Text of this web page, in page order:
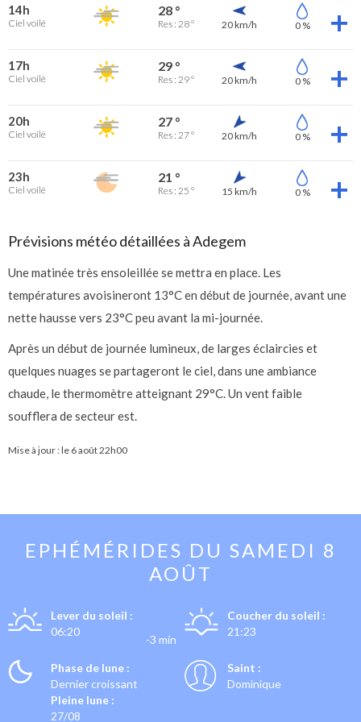
14h
Ciel voilé
28 °
Res : 28 ° 20 km/h 0 %
17h
Ciel voilé
29 °
Res : 29 ° 20 km/h 0 %
20h
Ciel voilé
27 °
Res : 27 ° 20 km/h 0 %
23h
Ciel voilé
21 °
Res : 25 ° 15 km/h 0 %
Prévisions météo détaillées à Adegem
Une matinée très ensoleillée se mettra en place. Les
températures avoisineront 13°C en début de journée, avant une
nette hausse vers 23°C peu avant la mi-journée.
Après un début de journée lumineux, de larges éclaircies et
quelques nuages se partageront le ciel, dans une ambiance
chaude, le thermomètre atteignant 29°C. Un vent faible
soufflera de secteur est.
Mise à jour : le 6 août 22h00
EPHÉMÉRIDES DU SAMEDI 8
AOÛT
Lever du soleil :
06:20
-3 min
Coucher du soleil :
21:23
Phase de lune :
Dernier croissant
Pleine lune :
27/08
Saint :
Dominique